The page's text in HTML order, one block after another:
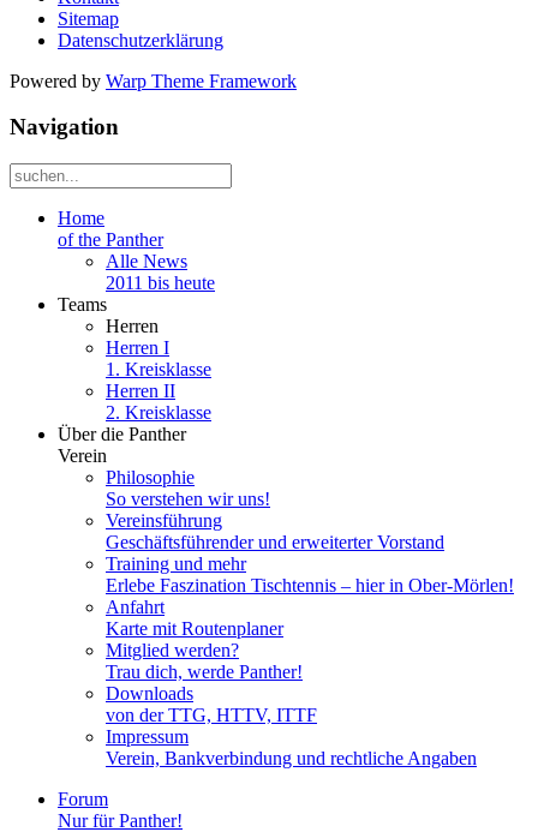
Sitemap
Datenschutzerklärung
Powered by Warp Theme Framework
Navigation
Home
of the Panther
Alle News
2011 bis heute
Teams
Herren
Herren I
1. Kreisklasse
Herren II
2. Kreisklasse
Über die Panther
Verein
Philosophie
So verstehen wir uns!
Vereinsführung
Geschäftsführender und erweiterter Vorstand
Training und mehr
Erlebe Faszination Tischtennis – hier in Ober-Mörlen!
Anfahrt
Karte mit Routenplaner
Mitglied werden?
Trau dich, werde Panther!
Downloads
von der TTG, HTTV, ITTF
Impressum
Verein, Bankverbindung und rechtliche Angaben
Forum
Nur für Panther!